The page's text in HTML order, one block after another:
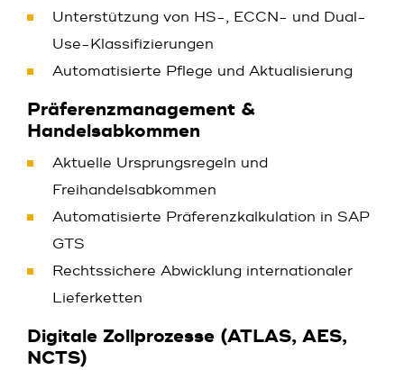
Unterstützung von HS-, ECCN- und Dual-
Use-Klassifizierungen
Automatisierte Pflege und Aktualisierung
Präferenzmanagement &
Handelsabkommen
Aktuelle Ursprungsregeln und
Freihandelsabkommen
Automatisierte Präferenzkalkulation in SAP
GTS
Rechtssichere Abwicklung internationaler
Lieferketten
Digitale Zollprozesse (ATLAS, AES,
NCTS)